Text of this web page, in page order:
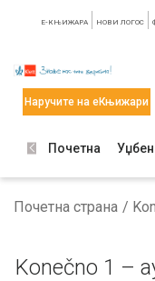
E-КЊИЖАРА НОВИ ЛОГОС
Наручите на еКњижари
Почетна
Почетна страна
Konečno 1 –